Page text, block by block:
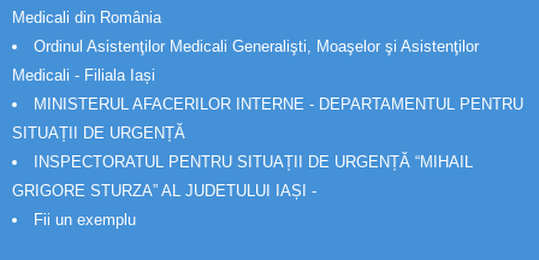
Medicali din România
Ordinul Asistenţilor Medicali Generalişti, Moaşelor şi Asistenţilor
Medicali - Filiala Iași
MINISTERUL AFACERILOR INTERNE - DEPARTAMENTUL PENTRU
SITUAȚII DE URGENȚĂ
INSPECTORATUL PENTRU SITUAȚII DE URGENȚĂ “MIHAIL
GRIGORE STURZA” AL JUDETULUI IAȘI -
Fii un exemplu